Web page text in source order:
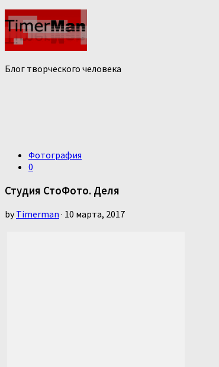
Блог творческого человека
Фотография
0
Студия СтоФото. Деля
byTimerman · 10 марта, 2017